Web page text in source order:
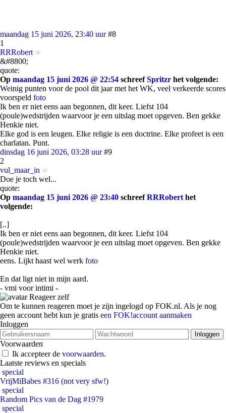
maandag 15 juni 2026, 23:40 uur #8
1
RRRobert
&#8800;
quote:
Op maandag 15 juni 2026 @ 22:54 schreefSpritzr het volgende:
Weinig punten voor de pool dit jaar met het WK, veel verkeerde scores
voorspeld foto
Ik ben er niet eens aan begonnen, dit keer. Liefst 104
(poule)wedstrijden waarvoor je een uitslag moet opgeven. Ben gekke
Henkie niet.
Elke god is een leugen. Elke religie is een doctrine. Elke profeet is een
charlatan. Punt.
dinsdag 16 juni 2026, 03:28 uur #9
2
vul_maar_in
Doe je toch wel...
quote:
Op maandag 15 juni 2026 @ 23:40 schreefRRRobert het
volgende:
[..]
Ik ben er niet eens aan begonnen, dit keer. Liefst 104
(poule)wedstrijden waarvoor je een uitslag moet opgeven. Ben gekke
Henkie niet.
eens. Lijkt haast wel werk foto
En dat ligt niet in mijn aard.
- vmi voor intimi -
Reageer zelf
Om te kunnen reageren moet je zijn ingelogd op FOK.nl. Als je nog
geen account hebt kun je gratis een FOK!account aanmaken
Inloggen
Voorwaarden
Ik accepteer de voorwaarden.
Laatste reviews en specials
special
VrijMiBabes #316 (not very sfw!)
special
Random Pics van de Dag #1979
special